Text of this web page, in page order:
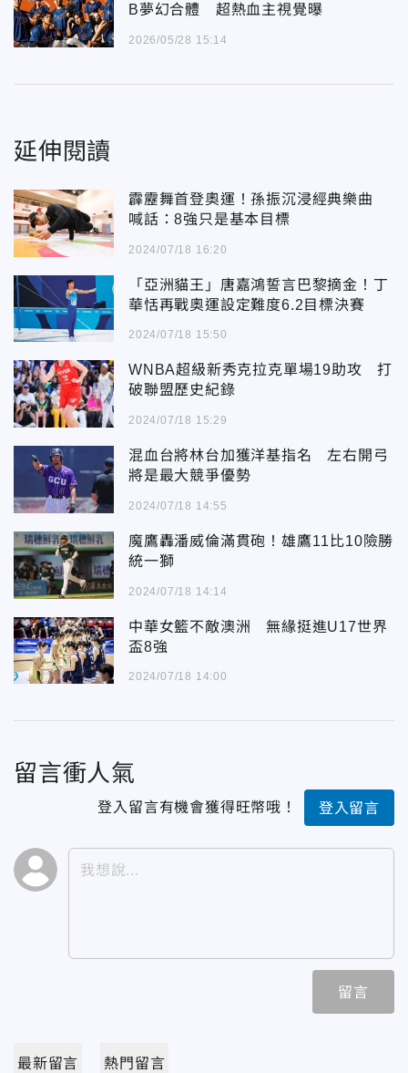
B夢幻合體 超熱血主視覺曝
2026/05/28 15:14
延伸閱讀
霹靂舞首登奧運！孫振沉浸經典樂曲
喊話：8強只是基本目標
2024/07/18 16:20
「亞洲貓王」唐嘉鴻誓言巴黎摘金！丁
華恬再戰奧運設定難度6.2目標決賽
2024/07/18 15:50
WNBA超級新秀克拉克單場19助攻 打
破聯盟歷史紀錄
2024/07/18 15:29
混血台將林台加獲洋基指名 左右開弓
將是最大競爭優勢
2024/07/18 14:55
魔鷹轟潘威倫滿貫砲！雄鷹11比10險勝
統一獅
2024/07/18 14:14
中華女籃不敵澳洲 無緣挺進U17世界
盃8強
2024/07/18 14:00
留言衝人氣
登入留言有機會獲得旺幣哦！ 登入留言
留言
最新留言 熱門留言